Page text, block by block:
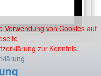
Verwendung von Cookies auf
zur Kenntnis.